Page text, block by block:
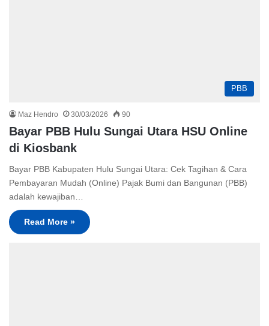
PBB
Maz Hendro 30/03/2026 90
Bayar PBB Hulu Sungai Utara HSU Online
di Kiosbank
Bayar PBB Kabupaten Hulu Sungai Utara: Cek Tagihan & Cara
Pembayaran Mudah (Online) Pajak Bumi dan Bangunan (PBB)
adalah kewajiban…
Read More »